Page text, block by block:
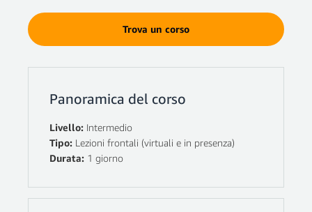
Trova un corso
Panoramica del corso
Livello: Intermedio
Tipo: Lezioni frontali (virtuali e in presenza)
Durata: 1 giorno